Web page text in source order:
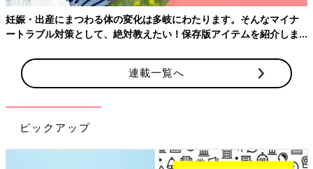
妊娠・出産にまつわる体の変化は多岐にわたります。そんなマイナ
ートラブル対策として、絶対教えたい！保存版アイテムを紹介しま
連載一覧へ
ピックアップ